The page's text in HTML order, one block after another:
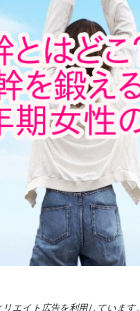
エイト広告を利用しています